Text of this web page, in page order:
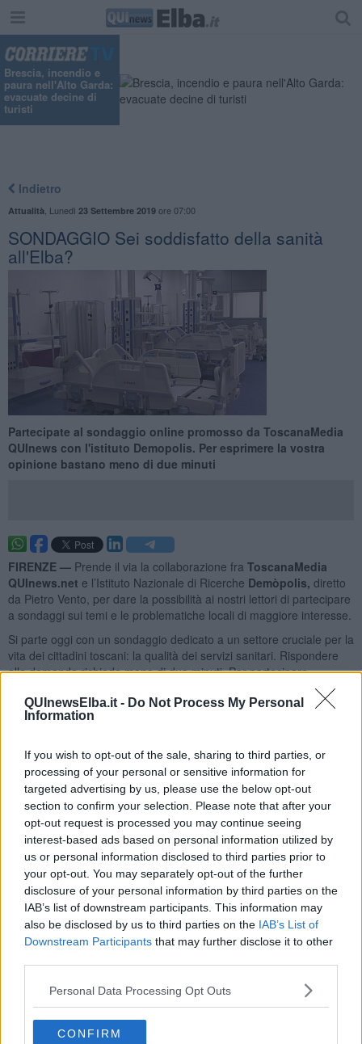
QUInewsElba.it - Do Not Process My Personal
Information
If you wish to opt-out of the sale, sharing to third parties, or
processing of your personal or sensitive information for
targeted advertising by us, please use the below opt-out
section to confirm your selection. Please note that after your
opt-out request is processed you may continue seeing
interest-based ads based on personal information utilized by
us or personal information disclosed to third parties prior to
your opt-out. You may separately opt-out of the further
disclosure of your personal information by third parties on the
IAB’s list of downstream participants. This information may
also be disclosed by us to third parties on the IAB’s List of
Downstream Participants that may further disclose it to other
Personal Data Processing Opt Outs
CONFIRM
Brescia, incendio e
paura nell'Alto Garda:
evacuate decine di
turisti
Indietro
Attualità Lunedì 23 Settembre 2019ore 07:00
SONDAGGIO Sei soddisfatto della sanità
all'Elba?
Partecipate al sondaggio online promosso da ToscanaMedia
QUInews con l'istituto Demopolis. Per esprimere la vostra
opinione bastano meno di due minuti
FIRENZE — Prende il via la collaborazione fra ToscanaMedia
QUInews.net e l’Istituto Nazionale di Ricerche Demòpolis, diretto
da Pietro Vento, per dare la possibilità ai nostri lettori di partecipare
a sondaggi sui temi e le problematiche locali di maggiore interesse.
Si parte oggi con un sondaggio dedicato a un settore cruciale per la
vita dei cittadini toscani: la qualità dei servizi sanitari. Rispondere
alle domande richiede meno di due minuti. Per partecipare
L'istituto Demòpolis studia le tendenze della società italiana con
competenze mirate nell’analisi dell’opinione pubblica, nelle indagini
demoscopiche, nella ricerca sociale, politica e di mercato, nella
comunicazione e nella consulenza strategica.
L’Istituto ha realizzato indagini demoscopiche e sondaggi d’opinione
per il programma Otto e Mezzo (LA7),per il TG3, il Tg2,
RaiNews e Radio1 Rai, per diversi quotidiani e settimanali
nazionali e regionali.
Demopoliscura, fra l’altro, OpinionLab – Analisi continuativa sugli
orientamenti dell’opinione pubblica, ilBarometro Politicosulle
intenzioni di voto degli italiani, l’Osservatorio sulle nuove
Toscana
SEI SODDISFATTO DEI SERVIZI SANITARI NEL TUO
TERRITORIO ?